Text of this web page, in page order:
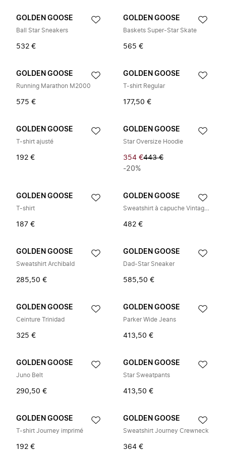
GOLDEN GOOSE
Ball Star Sneakers
532 €
GOLDEN GOOSE
Baskets Super-Star Skate
565 €
GOLDEN GOOSE
Running Marathon M2000
575 €
GOLDEN GOOSE
T-shirt Regular
177,50 €
GOLDEN GOOSE
T-shirt ajusté
192 €
GOLDEN GOOSE
Star Oversize Hoodie
354 €443 €
-20%
GOLDEN GOOSE
T-shirt
187 €
GOLDEN GOOSE
Sweatshirt à capuche Vintage Cartouche
482 €
GOLDEN GOOSE
Sweatshirt Archibald
285,50 €
GOLDEN GOOSE
Dad-Star Sneaker
585,50 €
GOLDEN GOOSE
Ceinture Trinidad
325 €
GOLDEN GOOSE
Parker Wide Jeans
413,50 €
GOLDEN GOOSE
Juno Belt
290,50 €
GOLDEN GOOSE
Star Sweatpants
413,50 €
GOLDEN GOOSE
T-shirt Journey imprimé
192 €
GOLDEN GOOSE
Sweatshirt Journey Crewneck
364 €